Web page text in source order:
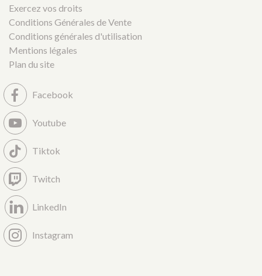
Exercez vos droits
Conditions Générales de Vente
Conditions générales d'utilisation
Mentions légales
Plan du site
Facebook
Youtube
Tiktok
Twitch
LinkedIn
Instagram